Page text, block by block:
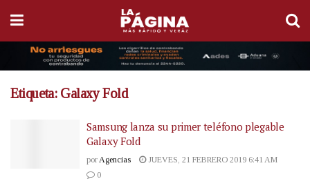
Etiqueta: Galaxy Fold
Samsung lanza su primer teléfono plegable
Galaxy Fold
por Agencias
JUEVES, 21 FEBRERO 2019 6:41 AM
0